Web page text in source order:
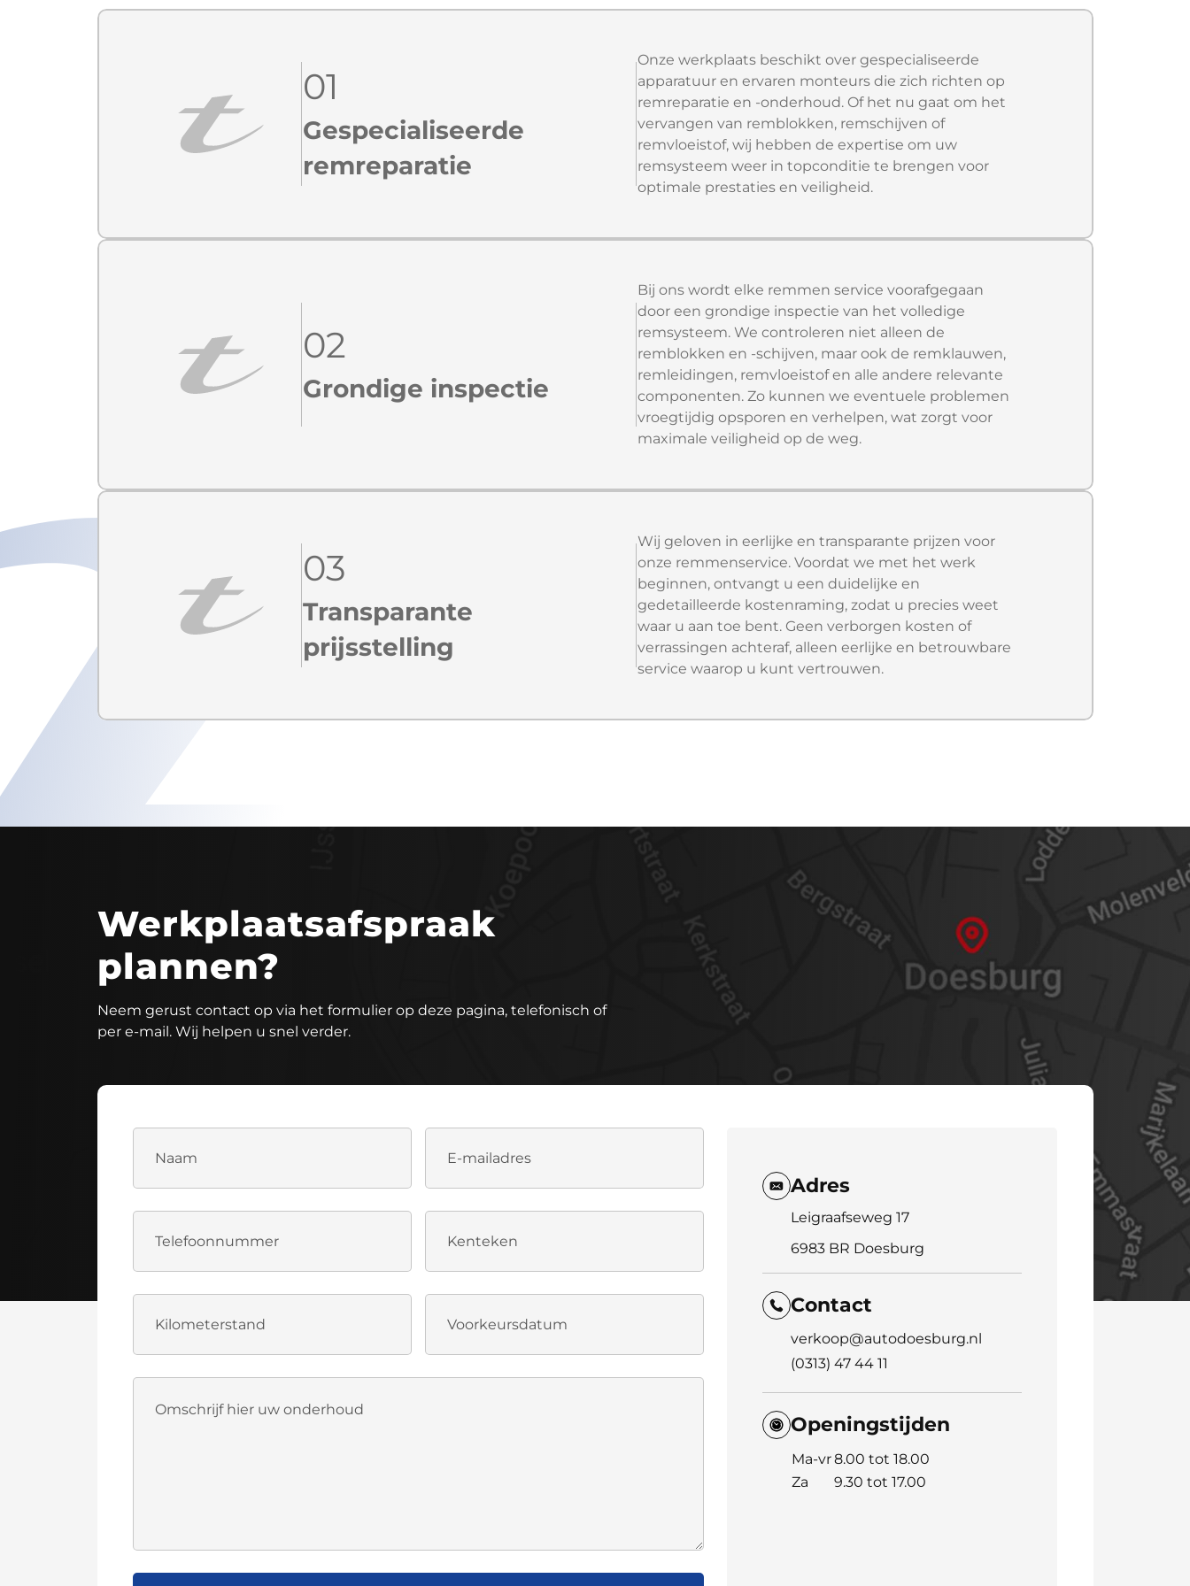
01
Gespecialiseerde
remreparatie
Onze werkplaats beschikt over gespecialiseerde
apparatuur en ervaren monteurs die zich richten op
remreparatie en -onderhoud. Of het nu gaat om het
vervangen van remblokken, remschijven of
remvloeistof, wij hebben de expertise om uw
remsysteem weer in topconditie te brengen voor
optimale prestaties en veiligheid.
02
Grondige inspectie
Bij ons wordt elke remmen service voorafgegaan
door een grondige inspectie van het volledige
remsysteem. We controleren niet alleen de
remblokken en -schijven, maar ook de remklauwen,
remleidingen, remvloeistof en alle andere relevante
componenten. Zo kunnen we eventuele problemen
vroegtijdig opsporen en verhelpen, wat zorgt voor
maximale veiligheid op de weg.
03
Transparante
prijsstelling
Wij geloven in eerlijke en transparante prijzen voor
onze remmenservice. Voordat we met het werk
beginnen, ontvangt u een duidelijke en
gedetailleerde kostenraming, zodat u precies weet
waar u aan toe bent. Geen verborgen kosten of
verrassingen achteraf, alleen eerlijke en betrouwbare
service waarop u kunt vertrouwen.
Werkplaatsafspraak
plannen?
Neem gerust contact op via het formulier op deze pagina, telefonisch of
per e-mail. Wij helpen u snel verder.
Adres
Leigraafseweg 17
6983 BR Doesburg
Contact
verkoop@autodoesburg.nl
(0313) 47 44 11
Openingstijden
Ma-vr8.00 tot 18.00
Za
9.30 tot 17.00